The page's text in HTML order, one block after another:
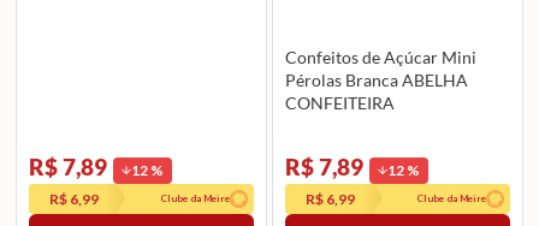
R$ 7,89 12%
R$ 6,99
Clube da Meire
Confeitos de Açúcar Mini
Pérolas Branca ABELHA
CONFEITEIRA
R$ 7,89 12 %
R$ 6,99
Clube da Meire